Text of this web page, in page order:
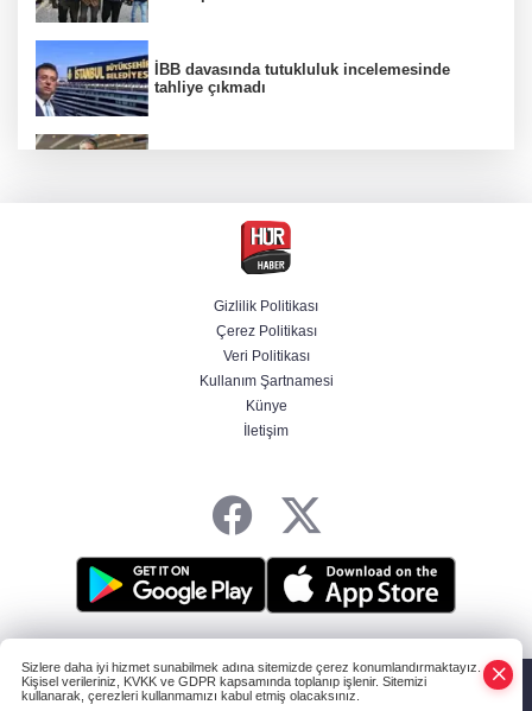
İBB davasında tutukluluk incelemesinde
tahliye çıkmadı
MGK toplanıyor: Ana gündem Terörsüz
MGK toplantısı sona erdi, 8 maddelik bildiri
yayımlandı
Şehit aileleri ve gazilerin haklarına ilişkin
Gizlilik Politikası
Çerez Politikası
Veri Politikası
Kullanım Şartnamesi
Künye
İletişim
Tüm hakları saklıdır.
Sizlere daha iyi hizmet sunabilmek adına sitemizde çerez konumlandırmaktayız.
Kişisel verileriniz, KVKK ve GDPR kapsamında toplanıp işlenir. Sitemizi
kullanarak, çerezleri kullanmamızı kabul etmiş olacaksınız.